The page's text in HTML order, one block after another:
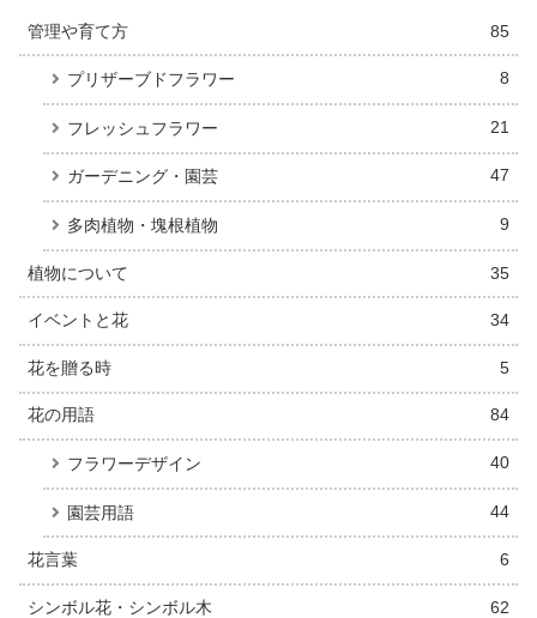
管理や育て方 85
プリザーブドフラワー 8
フレッシュフラワー 21
ガーデニング・園芸 47
多肉植物・塊根植物 9
植物について 35
イベントと花 34
花を贈る時 5
花の用語 84
フラワーデザイン 40
園芸用語 44
花言葉 6
シンボル花・シンボル木 62